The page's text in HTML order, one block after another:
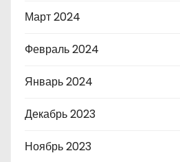
Март 2024
Февраль 2024
Январь 2024
Декабрь 2023
Ноябрь 2023